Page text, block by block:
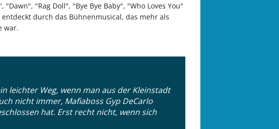
"Rag Doll", "Bye Bye Baby", "Who Loves You"
durch das Bühnenmusical, das mehr als
war.
leichter Weg, wenn man aus der Kleinstadt
nicht immer, Mafiaboss Gyp DeCarlo
hat. Erst recht nicht, wenn sich